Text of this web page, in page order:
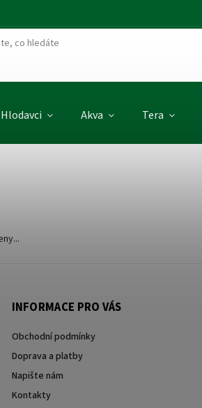
Hlodavci Akva Tera
INFORMACE PRO VÁS
Obchodní podmínky
Doprava a platby
Napište nám
Kontakty